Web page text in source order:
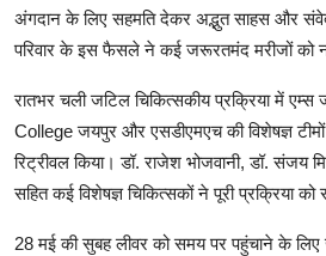
अंगदान के लिए सहमति देकर अद्भुत साहस और
परिवार के इस फैसले ने कई जरूरतमंद मरीजों को
रातभर चली जटिल चिकित्सकीय प्रक्रिया में
College जयपुर और एसडीएमएच की विशेषज्ञ
रिट्रीवल किया। डॉ. राजेश भोजवानी, डॉ. संजय
सहित कई विशेषज्ञ चिकित्सकों ने पूरी प्रक्रिया
28 मई की सुबह लीवर को समय पर पहुंचाने के लिए